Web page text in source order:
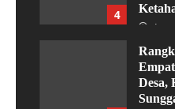
4
Desa,